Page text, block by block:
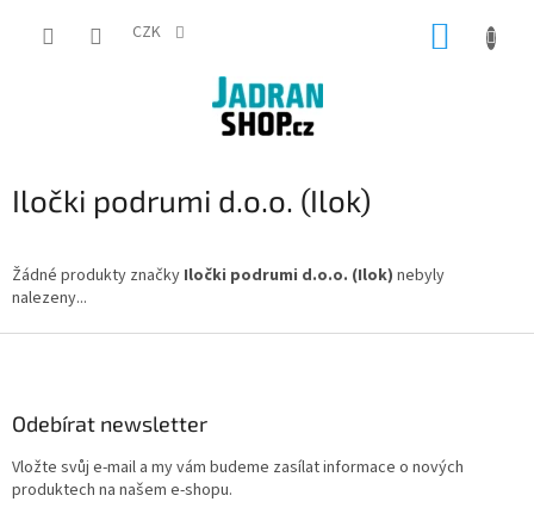
CZK
Iločki podrumi d.o.o. (Ilok)
Žádné produkty značky Iločki podrumi d.o.o. (Ilok) nebyly
nalezeny...
Odebírat newsletter
Vložte svůj e-mail a my vám budeme zasílat informace o nových
produktech na našem e-shopu.